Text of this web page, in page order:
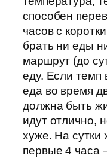
способен
часов с
брать ни еды
маршрут (до
еду. Если темп
еда во время
должна быть
идут отлично,
хуже. На
первые 4 часа